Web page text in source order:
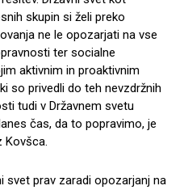
skupin si želi preko
ne le opozarjati na vse
ter socialne
aktivnim in proaktivnim
so privedli do teh nevzdržnih
tudi v Državnem svetu
čas, da to popravimo, je
Kovšca.
svet prav zaradi opozarjanj na